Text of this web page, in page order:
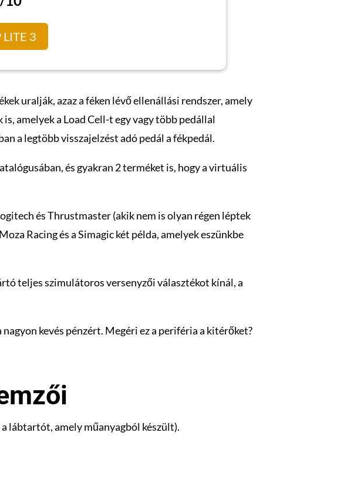
LITE 3
uralják, azaz a féken lévő ellenállási rendszer, amely
amelyek a Load Cell-t egy vagy több pedállal
a legtöbb visszajelzést adó pedál a fékpedál.
és gyakran 2 terméket is, hogy a virtuális
és Thrustmaster (akik nem is olyan régen léptek
Racing és a Simagic két példa, amelyek eszünkbe
teljes szimulátoros versenyzői választékot kínál, a
kevés pénzért. Megéri ez a periféria a kitérőket?
lábtartót, amely műanyagból készült).